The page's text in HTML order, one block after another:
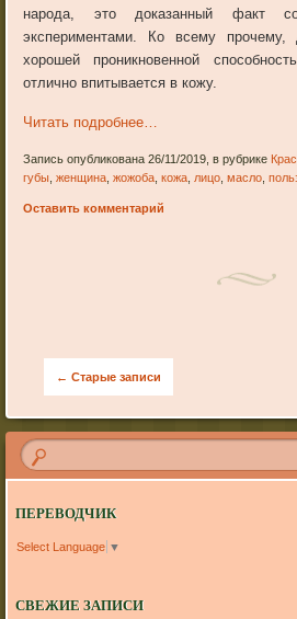
народа, это доказанный факт
экспериментами. Ко всему прочему,
хорошей проникновенной
отлично впитывается в кожу.
Читать подробнее…
Запись опубликована 26/11/2019, в рубрике
губы ,женщина ,жожоба ,кожа лицо ,масло ,
Оставить комментарий
Post navigation
← Старые записи
ПЕРЕВОДЧИК
Select Language ▼
СВЕЖИЕ ЗАПИСИ